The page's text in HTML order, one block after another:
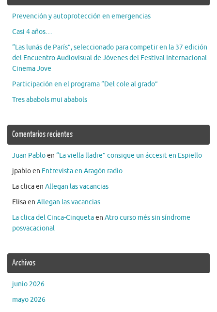
Prevención y autoprotección en emergencias
Casi 4 años…
“Las lunás de París”, seleccionado para competir en la 37 edición
del Encuentro Audiovisual de Jóvenes del Festival Internacional
Cinema Jove
Participación en el programa “Del cole al grado”
Tres ababols mui ababols
Comentarios recientes
Juan Pabloen “La viella lladre” consigue un áccesit en Espiello
jpabloen Entrevista en Aragón radio
La clicaen Allegan las vacancias
Elisaen Allegan las vacancias
La clica del Cinca-Cinquetaen Atro curso més sin síndrome
posvacacional
Archivos
junio 2026
mayo 2026